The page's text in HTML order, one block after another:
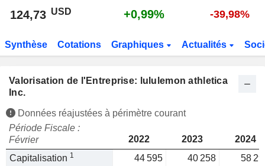
124,73 USD +0,99% -39,98%
Synthèse Cotations Graphiques Actualités
Valorisation de l'Entreprise: lululemon athletica
Inc.
Données réajustées à périmètre courant
Période Fiscale :
Février
2022 2023
2024
Capitalisation 1 44 595 40 258 58